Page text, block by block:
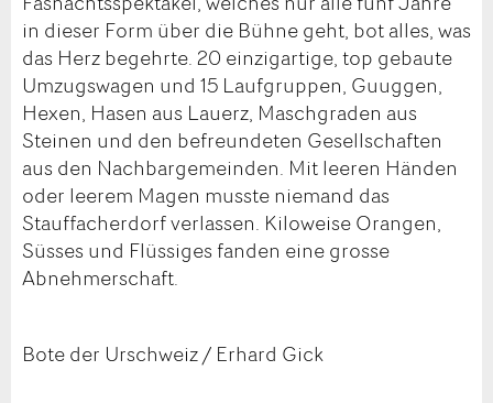
in dieser Form über die Bühne geht, bot alles, was
das Herz begehrte. 20 einzigartige, top gebaute
Umzugswagen und 15 Laufgruppen, Guuggen,
Hexen, Hasen aus Lauerz, Maschgraden aus
Steinen und den befreundeten Gesellschaften
aus den Nachbargemeinden. Mit leeren Händen
oder leerem Magen musste niemand das
Stauffacherdorf verlassen. Kiloweise Orangen,
Süsses und Flüssiges fanden eine grosse
Abnehmerschaft.
Bote der Urschweiz / Erhard Gick